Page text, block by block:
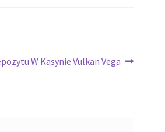
W Kasynie Vulkan Vega